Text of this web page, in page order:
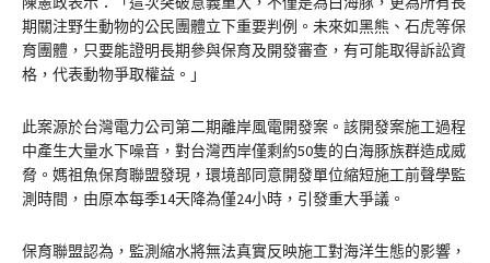
期關注野生動物的公民團體立下重要判例。未來如黑熊、石虎等保
育團體，只要能證明長期參與保育及開發審查，有可能取得訴訟資
格，代表動物爭取權益。」
此案源於台灣電力公司第二期離岸風電開發案。該開發案施工過程
中產生大量水下噪音，對台灣西岸僅剩約50隻的白海豚族群造成威
脅。媽祖魚保育聯盟發現，環境部同意開發單位縮短施工前聲學監
測時間，由原本每季14天降為僅24小時，引發重大爭議。
保育聯盟認為，監測縮水將無法真實反映施工對海洋生態的影響，